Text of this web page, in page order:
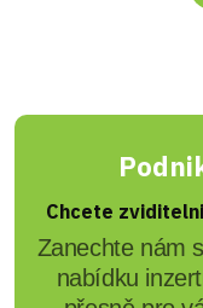
Chcete
Zanechte nám
nabídku